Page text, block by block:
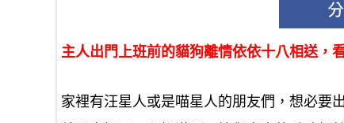
主人出門上班前的貓狗離情依依十八相送，
家裡有汪星人或是喵星人的朋友們，想必要